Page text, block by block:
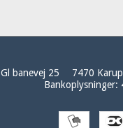
Gl banevej 25 7470 Karup
Bankoplysninger: